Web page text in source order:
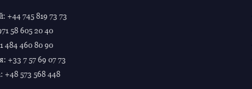
+44 745 819 73 73
58 605 20 40
484 460 80 90
+33 7 57 69 07 73
+48 573 568 448